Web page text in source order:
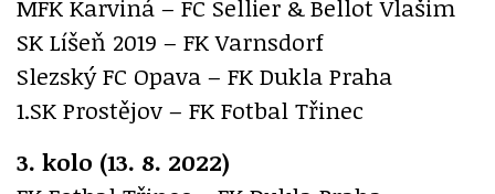
MFK Karviná – FC Sellier & Bellot Vlašim
SK Líšeň 2019 – FK Varnsdorf
Slezský FC Opava – FK Dukla Praha
1.SK Prostějov – FK Fotbal Třinec
3. kolo (13. 8. 2022)